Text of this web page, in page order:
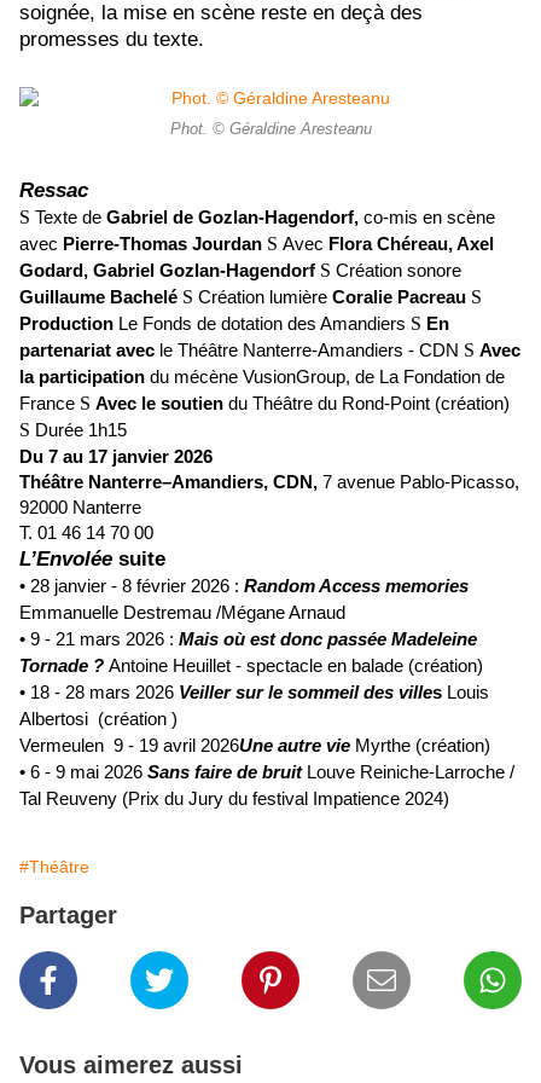
soignée, la mise en scène reste en deçà des
promesses du texte.
Phot. © Géraldine Aresteanu
Ressac
S Texte de Gabriel de Gozlan-Hagendorf, co-mis en scène
avec Pierre-Thomas Jourdan S Avec Flora Chéreau, Axel
Godard, Gabriel Gozlan-Hagendorf S Création sonore
Guillaume Bachelé S Création lumière Coralie Pacreau S
Production Le Fonds de dotation des Amandiers S En
partenariat avec le Théâtre Nanterre-Amandiers - CDN S Avec
la participation du mécène VusionGroup, de La Fondation de
France S Avec le soutien du Théâtre du Rond-Point (création)
S Durée 1h15
Du 7 au 17 janvier 2026
Théâtre Nanterre–Amandiers, CDN, 7 avenue Pablo-Picasso,
92000 Nanterre
T. 01 46 14 70 00
L’Envolée suite
• 28 janvier - 8 février 2026 : Random Access memories
Emmanuelle Destremau /Mégane Arnaud
• 9 - 21 mars 2026 : Mais où est donc passée Madeleine
Tornade ? Antoine Heuillet - spectacle en balade (création)
• 18 - 28 mars 2026 Veiller sur le sommeil des villes Louis
Albertosi (création )
Vermeulen 9 - 19 avril 2026Une autre vie Myrthe (création)
• 6 - 9 mai 2026 Sans faire de bruit Louve Reiniche-Larroche /
Tal Reuveny (Prix du Jury du festival Impatience 2024)
#Théâtre
Partager
Vous aimerez aussi